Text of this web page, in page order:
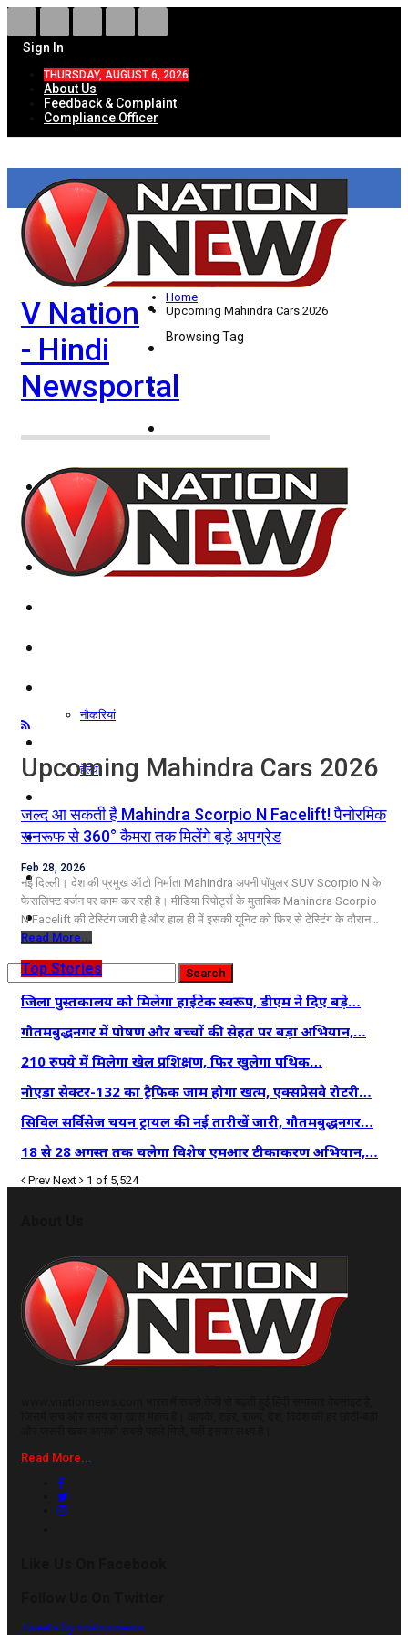
Sign In
THURSDAY, AUGUST 6, 2026
About Us
Feedback & Complaint
Compliance Officer
V Nation
- Hindi
Newsportal
HOME
ताज़ा खबरें
देश
विदेश
राज्य
दिल्ली/NCR
राजनीति
कारोबार
नौकरियां
हेल्थ
कृषि
धर्म
विज्ञान तकनीकी
Home
Upcoming Mahindra Cars 2026
Browsing Tag
Upcoming Mahindra Cars 2026
जल्द आ सकती है Mahindra Scorpio N Facelift! पैनोरमिक
सनरूफ से 360° कैमरा तक मिलेंगे बड़े अपग्रेड
Feb 28, 2026
नई दिल्ली। देश की प्रमुख ऑटो निर्माता Mahindra अपनी पॉपुलर SUV Scorpio N के
फेसलिफ्ट वर्जन पर काम कर रही है। मीडिया रिपोर्ट्स के मुताबिक Mahindra Scorpio
N Facelift की टेस्टिंग जारी है और हाल ही में इसकी यूनिट को फिर से टेस्टिंग के दौरान…
Read More...
Top Stories
जिला पुस्तकालय को मिलेगा हाईटेक स्वरूप, डीएम ने दिए बड़े…
गौतमबुद्धनगर में पोषण और बच्चों की सेहत पर बड़ा अभियान,…
210 रुपये में मिलेगा खेल प्रशिक्षण, फिर खुलेगा पथिक…
नोएडा सेक्टर-132 का ट्रैफिक जाम होगा खत्म, एक्सप्रेसवे रोटरी…
सिविल सर्विसेज चयन ट्रायल की नई तारीखें जारी, गौतमबुद्धनगर…
18 से 28 अगस्त तक चलेगा विशेष एमआर टीकाकरण अभियान,…
Prev Next 1 of 5,524
Read More...
Tweets by vnationnews